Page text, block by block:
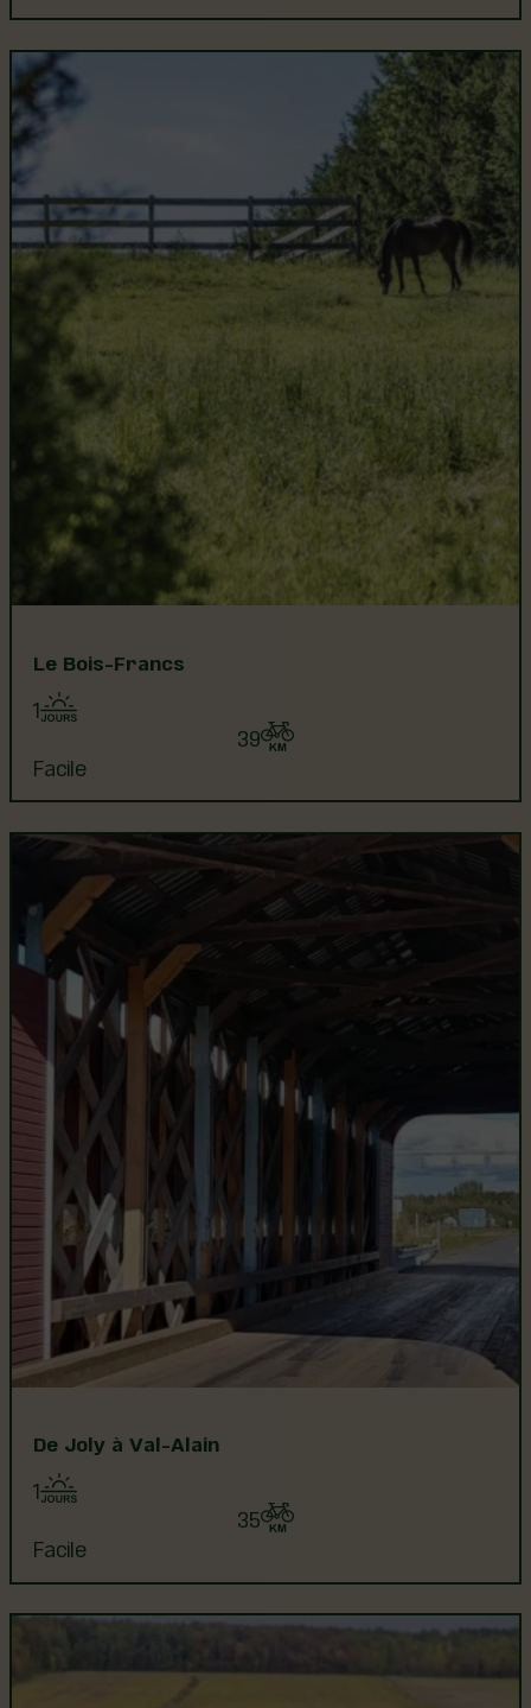
Le Bois-Francs
1
39
Facile
De Joly à Val-Alain
1
35
Facile